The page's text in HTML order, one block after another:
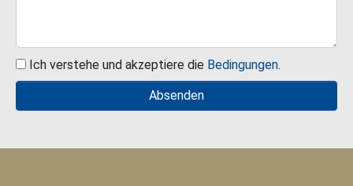
Ich verstehe und akzeptiere die Bedingungen.